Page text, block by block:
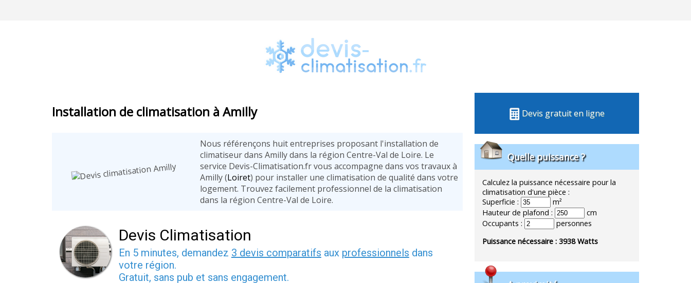
Installation de climatisation à Amilly
Nous référençons huit entreprises proposant l'installation de
climatiseur dans Amilly dans la région Centre-Val de Loire. Le
service Devis-Climatisation.fr vous accompagne dans vos travaux à
Amilly (Loiret) pour installer une climatisation de qualité dans votre
logement. Trouvez facilement professionnel de la climatisation
dans la région Centre-Val de Loire.
Devis Climatisation
En 5 minutes, demandez 3 devis comparatifs aux professionnels dans
votre région.
Gratuit, sans pub et sans engagement.
Devis gratuit en ligne
Quelle puissance ?
Calculez la puissance nécessaire pour la
climatisation d'une pièce :
Superficie :
m²
Hauteur de plafond :
cm
Occupants :
personnes
Puissance nécessaire :3938Watts